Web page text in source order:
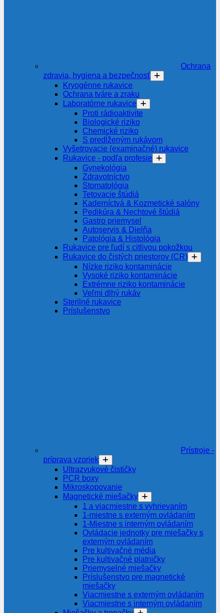
Ochrana
zdravia, hygiena a bezpečnosť
Kryogénne rukavice
Ochrana tváre a zraku
Laboratórne rukavice
Proti rádioaktivite
Biologické riziko
Chemické riziko
S predĺženým rukávom
Vyšetrovacie (examinačné) rukavice
Rukavice - podľa profesie
Gynekológia
Zdravotníctvo
Stomatológia
Tetovacie štúdiá
Kaderníctvá & Kozmetické salóny
Pedikúra & Nechtové štúdiá
Gastro priemysel
Autoservis & Dielňa
Patológia & Histológia
Rukavice pre ľudí s citlivou pokožkou
Rukavice do čistých priestorov (CR)
Nízke riziko kontaminácie
Vysoké riziko kontaminácie
Extrémne riziko kontaminácie
Veľmi dlhý rukáv
Sterilné rukavice
Príslušenstvo
Prístroje -
príprava vzoriek
Ultrazvukové čističky
PCR boxy
Mikroskopovanie
Magnetické miešačky
1 a viacmiestne s vyhrievaním
1-miestne s externým ovládaním
1-Miestne s interným ovládaním
Ovládacie jednotky pre miešačky s
externým ovládaním
Pre kultivačné média
Pre kultivačné platničky
Priemyselné miešačky
Príslušenstvo pre magnetické
miešačky
Viacmiestne s externým ovládaním
Viacmiestne s interným ovládaním